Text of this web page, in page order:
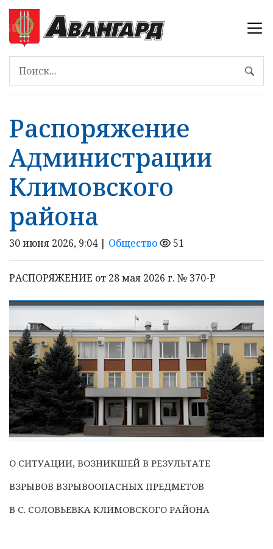
Распоряжение
Администрации
Климовского
района
30 июня 2026, 9:04 | Общество 51
РАСПОРЯЖЕНИЕ от 28 мая 2026 г. № 370-Р
О СИТУАЦИИ, ВОЗНИКШЕЙ В РЕЗУЛЬТАТЕ
ВЗРЫВОВ ВЗРЫВООПАСНЫХ ПРЕДМЕТОВ
В С. СОЛОВЬЕВКА КЛИМОВСКОГО РАЙОНА